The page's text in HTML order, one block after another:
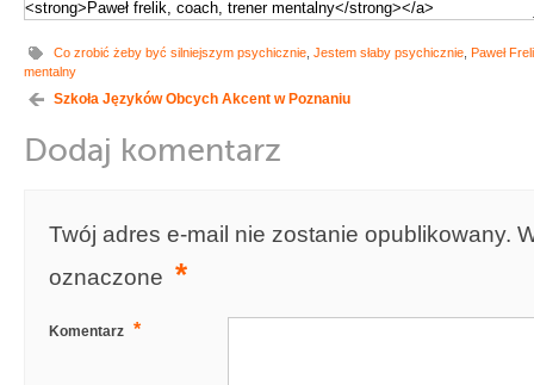
Co zrobić żeby być silniejszym psychicznie Jestem słaby psychicznie Paweł
mentalny
Szkoła Języków Obcych Akcent w Poznaniu
Dodaj komentarz
Twój adres e-mail nie zostanie opublikowany.
oznaczone *
Komentarz *